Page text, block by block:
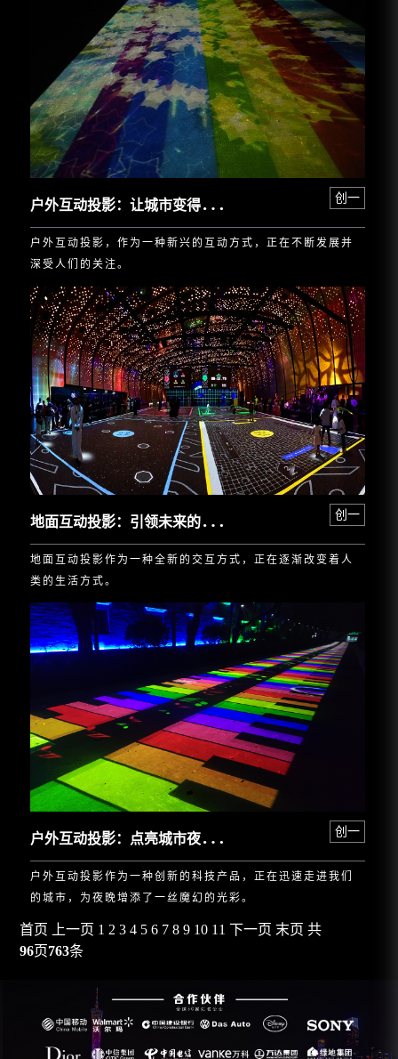
户
外互动投影：让城市变得更加活力四射 创一
户外互动投影，作为一种新兴的互动方式，正在不断发展并
深受人们的关注。
地
面互动投影：引领未来的全新交互方式 创一
地面互动投影作为一种全新的交互方式，正在逐渐改变着人
类的生活方式。
户
外互动投影：点亮城市夜晚的魔幻之光 创一
户外互动投影作为一种创新的科技产品，正在迅速走进我们
的城市，为夜晚增添了一丝魔幻的光彩。
首页 上一页 1 2 3 4 5 6 7 8 9 10 11 下一页 末页 共
96页763条